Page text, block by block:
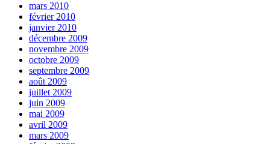
mars 2010
février 2010
janvier 2010
décembre 2009
novembre 2009
octobre 2009
septembre 2009
août 2009
juillet 2009
juin 2009
mai 2009
avril 2009
mars 2009